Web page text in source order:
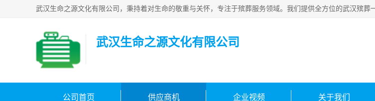
武汉生命之源文化有限公司
公司首页 供应商机 企业视频 关于我们